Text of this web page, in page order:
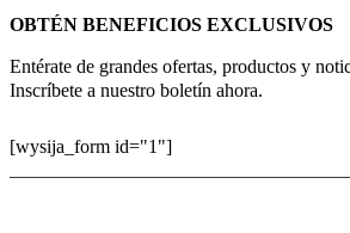
OBTÉN BENEFICIOS EXCLUSIVOS
Entérate de grandes ofertas, productos y
Inscríbete a nuestro boletín ahora.
[wysija_form id="1"]